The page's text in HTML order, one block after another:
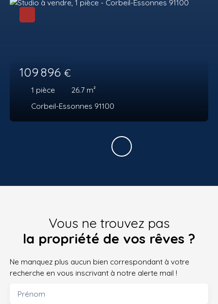
109 896 €
1 pièce 26.7 m²
Corbeil-Essonnes 91100
Vous ne trouvez pas
la propriété de vos rêves ?
Ne manquez plus aucun bien correspondant à votre
recherche en vous inscrivant à notre alerte mail !
Prénom